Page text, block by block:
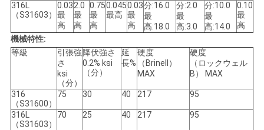
COMPANY
NEWS
地
図
316L
（S31603）
0.03
最
高
2.0
最
高
0.75
最
高
0.045
最高
0.03
最
高
分:16.0
最
高:18.0
分:2.0
最
高:3.0
分:10.0
最
高:14.0
0.10
最
高
機械特性:
等級
引張強
さ
ksi
（分）
降伏強さ
0.2% ksi
（分）
延
長%
硬度
（Brinell）
MAX
硬度
（ロックウェル
B） MAX
316
（S31600）
75 30 40 217 95
316L
（S31603）
70 25 40 217 95